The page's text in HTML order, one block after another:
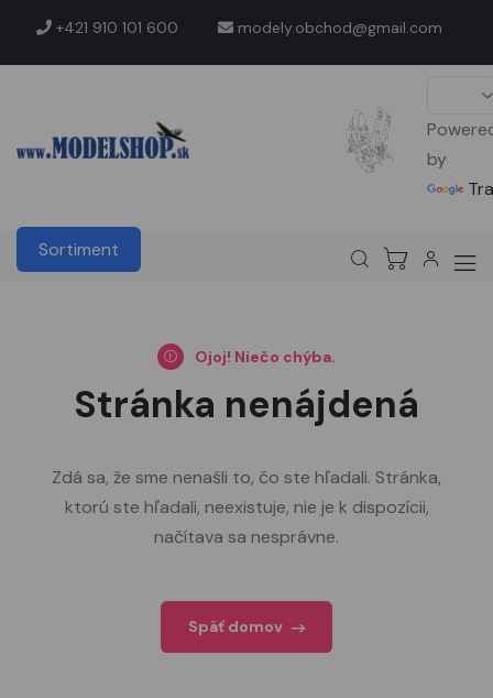
+421 910 101 600 modely.obchod@gmail.com
by
Sortiment
Ojoj! Niečo chýba.
Stránka nenájdená
Zdá sa, že sme nenašli to, čo ste hľadali. Stránka,
ktorú ste hľadali, neexistuje, nie je k dispozícii,
načítava sa nesprávne.
Späť domov